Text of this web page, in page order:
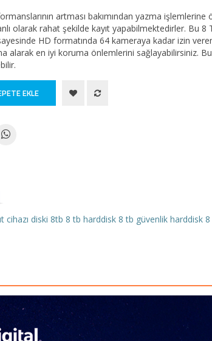
artması bakımından yazma
olarak rahat şekilde kayıt yapabilmektedirler. Bu 8
HD formatında 64 kameraya kadar izin
alarak en iyi koruma önlemlerini sağlayabilirsiniz. Bu
EKLE
cihazı diski 8tb 8 tb harddisk 8 tb güvenlik harddisk